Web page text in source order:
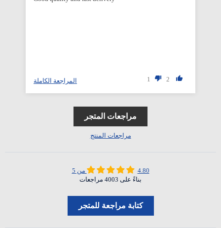
2
1 المراجعة الكاملة
مراجعات المتجر
مراجعات المنتج
4.80 من 5
بناءً على 4003 مراجعات
كتابة مراجعة للمتجر